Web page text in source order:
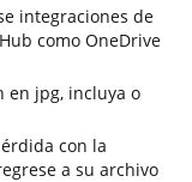
integraciones de
como OneDrive
en jpg, incluya o
con la
a su archivo